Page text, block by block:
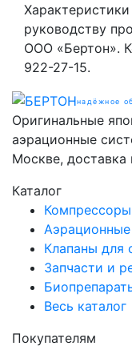
руководству
ООО «Бертон».
922-27-15.
надёжное
Оригинальные
аэрационные
Москве, доставка
Каталог
Компрессоры
Клапаны для
Запчасти и
Весь каталог
Покупателям